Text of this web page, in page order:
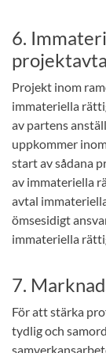
6.
Projekt inom
immateriella
av partens
uppkommer
start av sådana
av immateriella
avtal
ömsesidigt
immateriella
7.
För att stärka
tydlig och